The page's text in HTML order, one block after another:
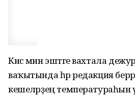
Кисә мин эштәге вахтала
ваҡытында һәр редакция
кешеләрҙең температураһын